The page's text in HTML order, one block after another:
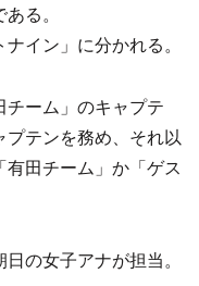
る。
イン」に分かれる。
ーム」のキャプテ
テンを務め、それ以
田チーム」か「ゲス
の女子アナが担当。